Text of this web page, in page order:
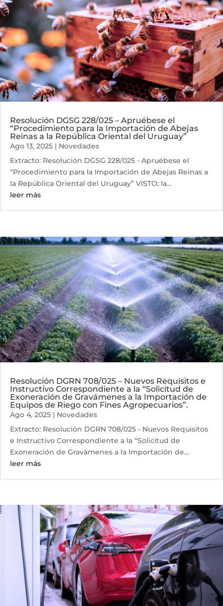
Resolución DGSG 228/025 – Apruébese el
“Procedimiento para la Importación de Abejas
Reinas a la República Oriental del Uruguay”
Ago 13, 2025 | Novedades
Extracto: Resolución DGSG 228/025 - Apruébese el
“Procedimiento para la Importación de Abejas Reinas a
la República Oriental del Uruguay” VISTO: la...
leer más
Resolución DGRN 708/025 – Nuevos Requisitos e
Instructivo Correspondiente a la “Solicitud de
Exoneración de Gravámenes a la Importación de
Equipos de Riego con Fines Agropecuarios”.
Ago 4, 2025 | Novedades
Extracto: Resolución DGRN 708/025 - Nuevos Requisitos
e Instructivo Correspondiente a la “Solicitud de
Exoneración de Gravámenes a la Importación de...
leer más